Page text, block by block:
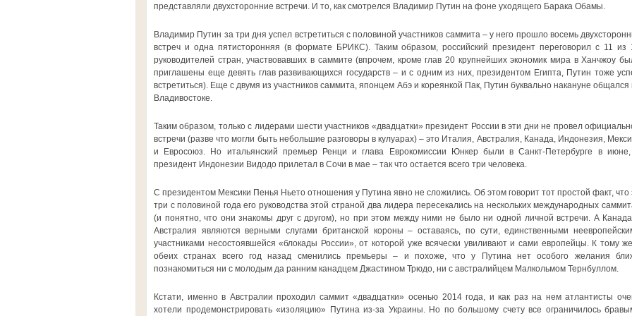
представляли двухсторонние встречи. И то, как смотрелся Владимир Путин на фоне уходящего Барака Обамы.
Владимир Путин за три дня успел встретиться с половиной участников саммита – у него прошло восемь
встреч и одна пятисторонняя (в формате БРИКС). Таким образом, российский президент переговорил с 11 из
руководителей стран, участвовавших в саммите (впрочем, кроме глав 20 крупнейших экономик мира в Ханчжоу
приглашены еще девять глав развивающихся государств – и с одним из них, президентом Египта, Путин тоже
встретиться). Еще с двумя из участников саммита, японцем Абэ и кореянкой Пак, Путин буквально накануне общался
Владивостоке.
Таким образом, только с лидерами шести участников «двадцатки» президент России в эти дни не провел
встречи (разве что могли быть небольшие разговоры в кулуарах) – это Италия, Австралия, Канада, Индонезия,
и Евросоюз. Но итальянский премьер Ренци и глава Еврокомиссии Юнкер были в Санкт-Петербурге в
президент Индонезии Видодо прилетал в Сочи в мае – так что остается всего три человека.
С президентом Мексики Пенья Ньето отношения у Путина явно не сложились. Об этом говорит тот простой факт, что
три с половиной года его руководства этой страной два лидера пересекались на нескольких международных
(и понятно, что они знакомы друг с другом), но при этом между ними не было ни одной личной встречи. А
Австралия являются верными слугами британской короны – оставаясь, по сути, единственными
участниками несостоявшейся «блокады России», от которой уже всячески увиливают и сами европейцы. К тому
обеих странах всего год назад сменились премьеры – и похоже, что у Путина нет особого желания
познакомиться ни с молодым да ранним канадцем Джастином Трюдо, ни с австралийцем Малкольмом Тернбуллом.
Кстати, именно в Австралии проходил саммит «двадцатки» осенью 2014 года, и как раз на нем атлантисты
хотели продемонстрировать «изоляцию» Путина из-за Украины. Но по большому счету все ограничилось